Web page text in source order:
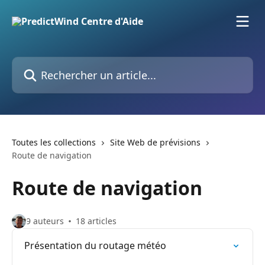
Rechercher un article...
Toutes les collections
Site Web de prévisions
Route de navigation
Route de navigation
9 auteurs 18 articles
Présentation du routage météo